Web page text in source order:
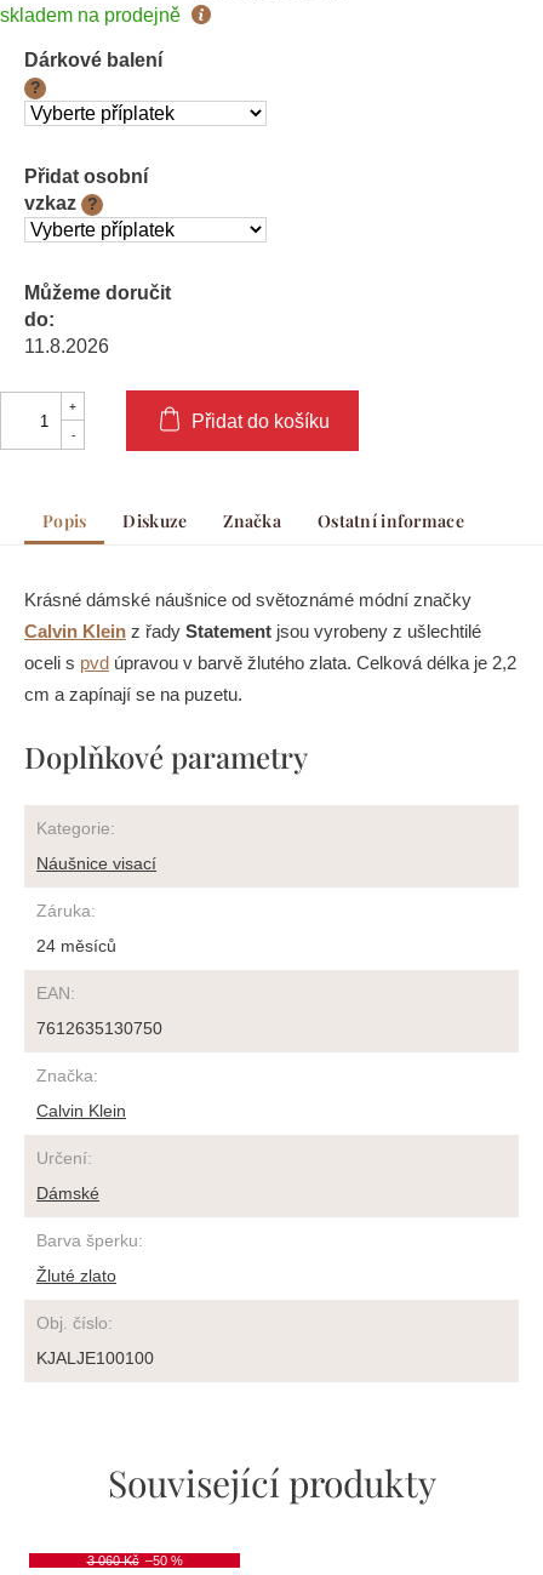
Měrná
skladem na prodejně
Dárkové balení
?
Přidat osobní
vzkaz
?
Můžeme doručit
do:
11.8.2026
Přidat do košíku
Související produkty
3 060 Kč –50 %
Popis Diskuze Značka Ostatní informace
Krásné dámské náušnice od světoznámé módní značky
Calvin Klein z řady Statement jsou vyrobeny z ušlechtilé
oceli s pvd úpravou v barvě žlutého zlata. Celková délka je 2,2
cm a zapínají se na puzetu.
Doplňkové parametry
Kategorie:
Náušnice visací
Záruka:
24 měsíců
EAN:
7612635130750
Značka:
Calvin Klein
Určení:
Dámské
Barva šperku:
Žluté zlato
Obj. číslo:
KJALJE100100